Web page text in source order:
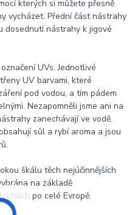
kterých si můžete přesně
vycházet. Přední část nástrahy
dosednutí nástrahy k jigové
UVs. Jednotlivé
UV barvami, které
pod vodou, a tím pádem
Nezapomněli jsme ani na
zanechávají ve vodě.
sůl a rybí aroma a jsou
škálu těch nejúčinnějších
na základě
po celé Evropě.